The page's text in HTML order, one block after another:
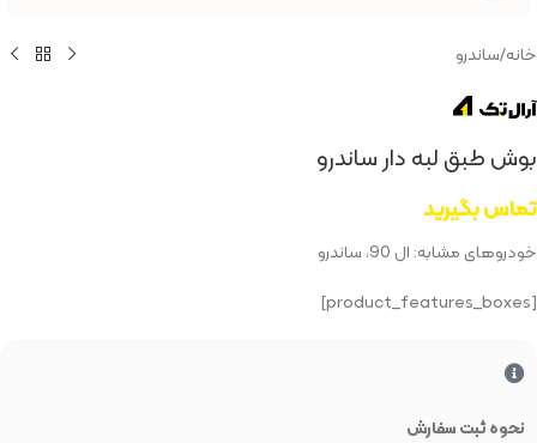
خانه/ساندرو
بوش طبق لبه دار ساندرو
تماس بگیرید
خودروهای مشابه: ال 90، ساندرو
[product_features_boxes]
نحوه ثبت سفارش